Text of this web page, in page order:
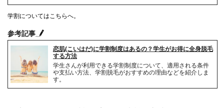
学割についてはこちらへ。
参考記事
恋肌(こいはだ)に学割制度はあるの？学生がお得に全身脱毛
する方法
学生さんが利用できる学割制度について、適用される条件
や支払い方法、学割脱毛がおすすめの理由などを紹介しま
す。